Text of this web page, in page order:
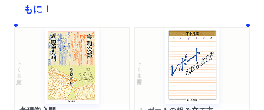
もに！
ちくま文庫 ちくま学芸文庫